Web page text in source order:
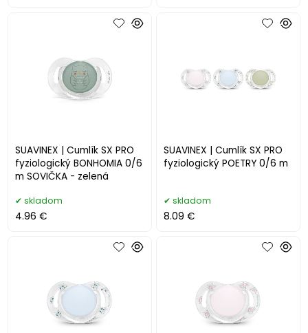
SUAVINEX | Cumlík SX PRO
fyziologický BONHOMIA 0/6
m SOVIČKA - zelená
skladom
4.96 €
SUAVINEX | Cumlík SX PRO
fyziologický POETRY 0/6 m
skladom
8.09 €